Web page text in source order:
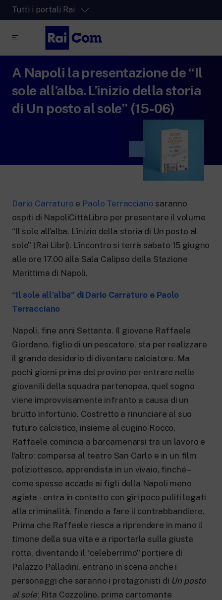
Tutti i portali Rai
La piattaforma di streaming video per tutti.
RaiPlay
La piattaforma digitale dei canali Radio
RaiPlay Sound
Lo spazio sicuro ricco di cartoni animati
New 24 ore su 24: attualità, ultime notizie
e aggiornamenti.
RaiNews
Le redazioni regionali di RaiNews.
Rai TgR
Approfondimenti culturali su Arte,
Letteratura, Storia e molto altro.
l’Università, i Docenti e l’istruzione degli
adulti.
Rai Scuola
A Napoli la presentazione de “Il
sole all’alba. L’inizio della storia
di Un posto al sole” (15-06)
Dario Carraturo e Paolo Terracciano saranno
ospiti di NapoliCittàLibro per presentare il volume
“Il sole all’alba. L’inizio della storia di Un posto al
sole” (Rai Libri). L’incontro si terrà sabato 15 giugno
alle ore 17.00 alla Sala Calipso della Stazione
Marittima di Napoli.
“Il sole all’alba” di Dario Carraturo e Paolo
Terracciano
Napoli, fine anni Settanta. Il giovane Raffaele
Giordano, figlio di un pescatore, sta per realizzare
il grande desiderio di diventare calciatore. Ma
pochi giorni prima del provino per entrare nelle
giovanili della squadra partenopea, quel sogno
viene improvvisamente infranto a causa di un
brutto infortunio. Costretto a rinunciare al suo
futuro calcistico, insieme al cugino Rocco,
Raffaele comincia a barcamenarsi tra un lavoro e
l’altro: comparsa al teatro San Carlo e in un film
poliziottesco, apprendista in un vivaio, finché –
come spesso accade ai figli della Napoli meno
agiata – entra in contatto con giri poco puliti legati
alla criminalità, finendo a fare il contrabbandiere.
Prima che Raffaele riesca a riprendere in mano il
timone della sua vita e a riportarla sulla giusta
rotta, diventando il “celeberrimo” portiere di
Palazzo Palladini, entrano in scena anche i
personaggi che saranno i protagonisti di Un posto
al sole: Rita Cozzolino, prima cartomante